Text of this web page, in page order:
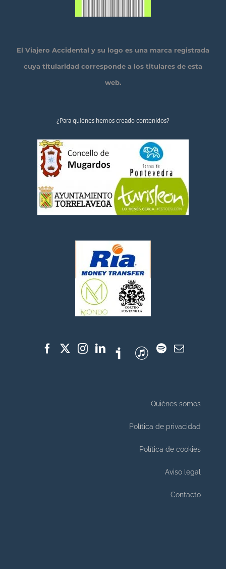
El Viajero Accidental y su logo es una marca registrada
cuya titularidad corresponde a los titulares de esta
web.
¿Para quiénes hemos creado contenidos?
Quiénes somos
Política de privacidad
Política de cookies
Aviso legal
Contacto